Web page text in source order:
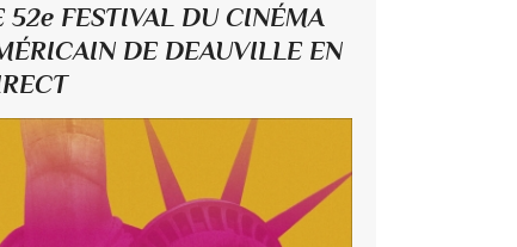
52e FESTIVAL DU CINÉMA
DE DEAUVILLE EN